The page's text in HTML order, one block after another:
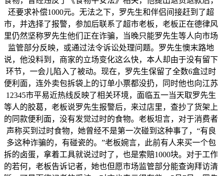
还要求补偿1000元。无法之下，罗先生和伴侣间接赶到了超
市，并选择了报警，参加后联系了超市老板，老板正在德律风
里仍然坚称罗先生他们正在诈骗，当晚只能罗先生等人向市场
监管部分反映，或通过法令诉讼处理问题。罗先生懊末路地
说，他没料到，商家的立场变化这么快，本人却由于没有留下
环节，一会儿陷入了被动。现在，罗先生保留了全数6盒过时
便利面，连外卖包拆袋上的订单小票都没扔，同时他也向江苏
12345市平易近热线反映了相关环境，面临五一当天取罗先生
等人的胶葛，老板说罗先生报警后，来过店里，查抄了货架上
的同款便利面，没有发觉过时的食物。老板坦言，对于消费者
声称买到过时食物，她曾经不是第一次碰到这种事了，“有良
多这种诈骗的，有碰瓷的。”老板婉言，此前有人来买一个包
拆的卤蛋，拿着工具就说过时了，也是索赔1000块。对于工作
的若何，老板告诉记者，她也但愿市场监管部分能查询拜访清